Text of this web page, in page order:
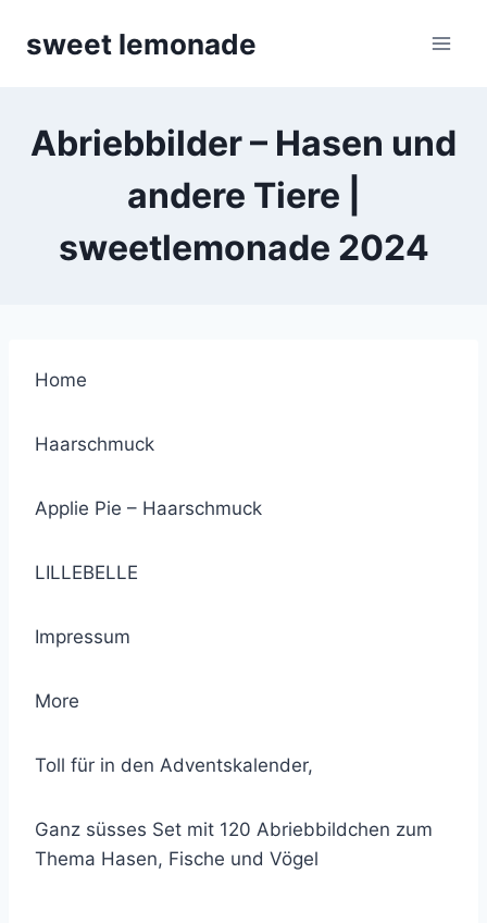
sweet lemonade
Abriebbilder – Hasen und
andere Tiere |
sweetlemonade 2024
Home
Haarschmuck
Applie Pie – Haarschmuck
LILLEBELLE
Impressum
More
Toll für in den Adventskalender,
Ganz süsses Set mit 120 Abriebbildchen zum
Thema Hasen, Fische und Vögel